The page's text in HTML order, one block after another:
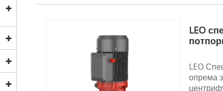
LEO
LEO
опрема